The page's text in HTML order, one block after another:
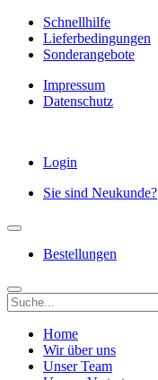
Schnellhilfe
Lieferbedingungen
Sonderangebote
Impressum
Datenschutz
Login
Sie sind Neukunde?
Bestellungen
Home
Wir über uns
Unser Team